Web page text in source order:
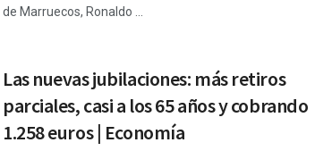
de Marruecos, Ronaldo ...
Las nuevas jubilaciones: más retiros
parciales, casi a los 65 años y cobrando
1.258 euros | Economía